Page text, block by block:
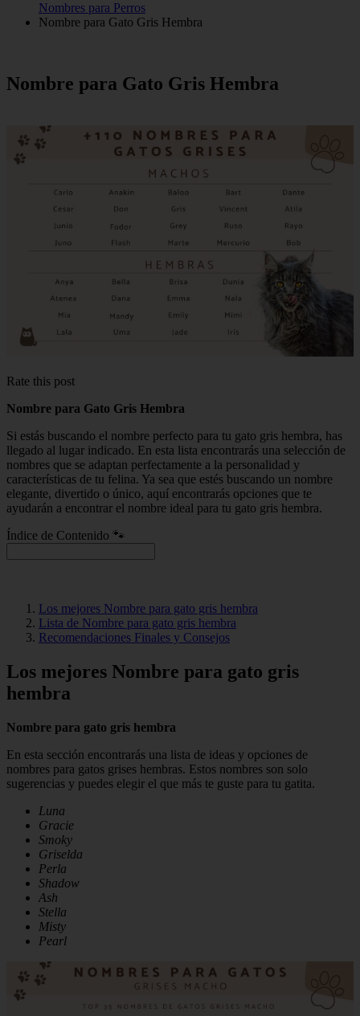
Nombres para Perros
Nombre para Gato Gris Hembra
Nombre para Gato Gris Hembra
Rate this post
Nombre para Gato Gris Hembra
Si estás buscando el nombre perfecto para tu gato gris hembra, has
llegado al lugar indicado. En esta lista encontrarás una selección de
nombres que se adaptan perfectamente a la personalidad y
características de tu felina. Ya sea que estés buscando un nombre
elegante, divertido o único, aquí encontrarás opciones que te
ayudarán a encontrar el nombre ideal para tu gato gris hembra.
Índice de Contenido 🐾
Los mejores Nombre para gato gris hembra
Lista de Nombre para gato gris hembra
Recomendaciones Finales y Consejos
Los mejores Nombre para gato gris
hembra
Nombre para gato gris hembra
En esta sección encontrarás una lista de ideas y opciones de
nombres para gatos grises hembras. Estos nombres son solo
sugerencias y puedes elegir el que más te guste para tu gatita.
Luna
Gracie
Smoky
Griselda
Perla
Shadow
Ash
Stella
Misty
Pearl